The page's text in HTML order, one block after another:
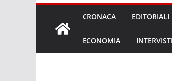
CRONACA EDITORIALI
ECONOMIA